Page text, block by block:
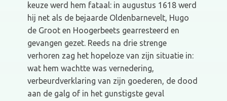
keuze werd hem fataal: in augustus 1618 werd
hij net als de bejaarde Oldenbarnevelt, Hugo
de Groot en Hoogerbeets gearresteerd en
gevangen gezet. Reeds na drie strenge
verhoren zag het hopeloze van zijn situatie in:
wat hem wachtte was vernedering,
verbeurdverklaring van zijn goederen, de dood
aan de galg of in het gunstigste geval